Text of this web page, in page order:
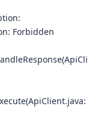
Forbidden